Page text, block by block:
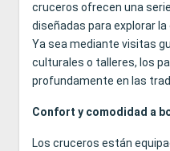
cruceros ofrecen una
diseñadas para explorar
Ya sea mediante visitas
culturales o talleres, los
profundamente en las
Confort y comodidad a
Los cruceros están